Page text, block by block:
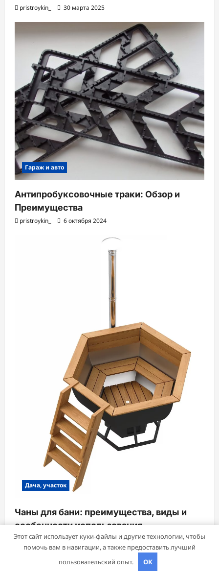
pristroykin_ 30 марта 2025
Гараж и авто
Антипробуксовочные траки: Обзор и
Преимущества
pristroykin_ 6 октября 2024
Дача, участок
Чаны для бани: преимущества, виды и
особенности использования
pristroykin_ 21 августа 2024
Этот сайт использует куки-файлы и другие технологии, чтобы
помочь вам в навигации, а также предоставить лучший
пользовательский опыт.
OK